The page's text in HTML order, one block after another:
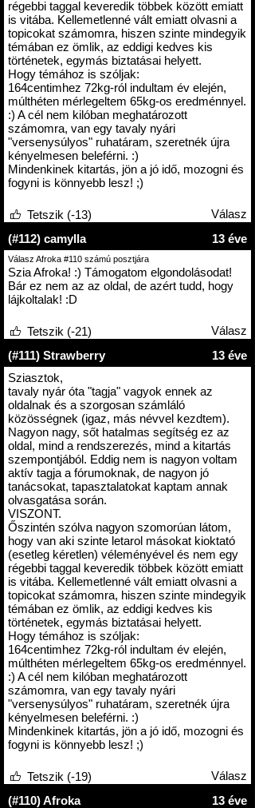
régebbi taggal keveredik többek között emiatt
is vitába. Kellemetlenné vált emiatt olvasni a
topicokat számomra, hiszen szinte mindegyik
témában ez ömlik, az eddigi kedves kis
történetek, egymás biztatásai helyett.
Hogy témához is szóljak:
164centimhez 72kg-ról indultam év elején,
múlthéten mérlegeltem 65kg-os eredménnyel.
:) A cél nem kilóban meghatározott
számomra, van egy tavaly nyári
"versenysúlyos" ruhatáram, szeretnék újra
kényelmesen beleférni. :)
Mindenkinek kitartás, jön a jó idő, mozogni és
fogyni is könnyebb lesz! ;)
Válasz
Tetszik (-13)
(#112) camylla
13 éve
Válasz Afroka #110 számú posztjára
Szia Afroka! :) Támogatom elgondolásodat!
Bár ez nem az az oldal, de azért tudd, hogy
lájkoltalak! :D
Válasz
Tetszik (-21)
(#111) Strawberry
13 éve
Sziasztok,
tavaly nyár óta "tagja" vagyok ennek az
oldalnak és a szorgosan számláló
közösségnek (igaz, más névvel kezdtem).
Nagyon nagy, sőt hatalmas segítség ez az
oldal, mind a rendszerezés, mind a kitartás
szempontjából. Eddig nem is nagyon voltam
aktív tagja a fórumoknak, de nagyon jó
tanácsokat, tapasztalatokat kaptam annak
olvasgatása során.
VISZONT.
Őszintén szólva nagyon szomorúan látom,
hogy van aki szinte letarol másokat kioktató
(esetleg kéretlen) véleményével és nem egy
régebbi taggal keveredik többek között emiatt
is vitába. Kellemetlenné vált emiatt olvasni a
topicokat számomra, hiszen szinte mindegyik
témában ez ömlik, az eddigi kedves kis
történetek, egymás biztatásai helyett.
Hogy témához is szóljak:
164centimhez 72kg-ról indultam év elején,
múlthéten mérlegeltem 65kg-os eredménnyel.
:) A cél nem kilóban meghatározott
számomra, van egy tavaly nyári
"versenysúlyos" ruhatáram, szeretnék újra
kényelmesen beleférni. :)
Mindenkinek kitartás, jön a jó idő, mozogni és
fogyni is könnyebb lesz! ;)
Válasz
Tetszik (-19)
(#110) Afroka
13 éve